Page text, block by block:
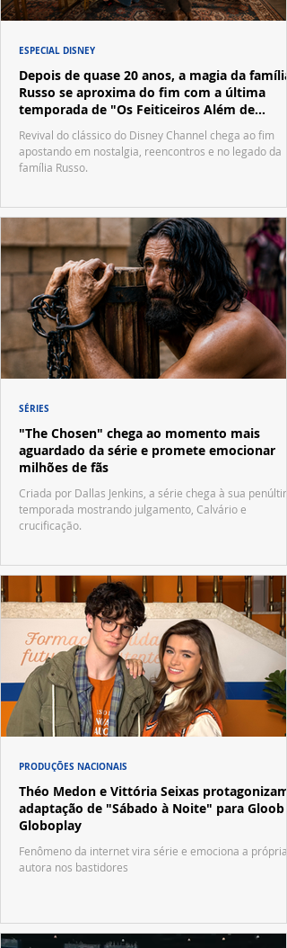
Depois de quase 20 anos, a magia da família
Russo se aproxima do fim com a última
temporada de "Os Feiticeiros Além de
Revival do clássico do Disney Channel chega ao fim
apostando em nostalgia, reencontros e no legado da
família Russo.
ESPECIAL DISNEY
"The Chosen" chega ao momento mais
aguardado da série e promete emocionar
milhões de fãs
Criada por Dallas Jenkins, a série chega à sua
temporada mostrando julgamento, Calvário e
crucificação.
SÉRIES
Théo Medon e Vittória Seixas protagonizam
adaptação de "Sábado à Noite" para Gloob e
Globoplay
Fenômeno da internet vira série e emociona a própria
autora nos bastidores
PRODUÇÕES NACIONAIS